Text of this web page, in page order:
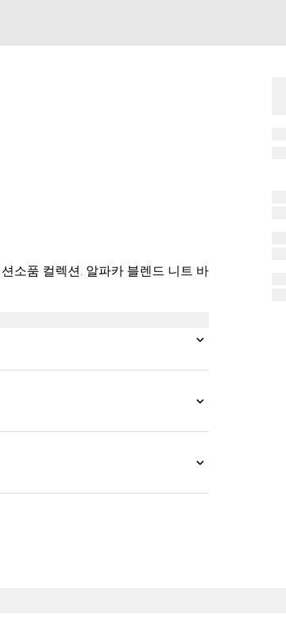
소품 컬렉션. 알파카 블렌드 니트 바